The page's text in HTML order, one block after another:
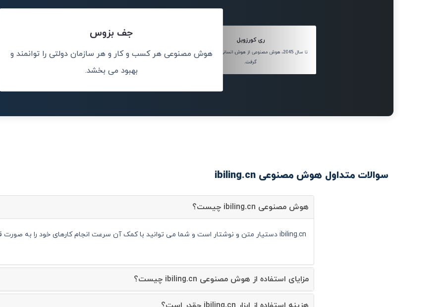
ری کورزویل
تا سال 2045، هوش مصنوعی از هوش انسانی پیشی خواهد
گرفت.
جف بزوس
هوش مصنوعی هر کسب و کار و هر سازمان دولتی را توانمند و
بهبود می بخشد.
هوش مصنوعی
کالاها و
سوالات متداول هوش مصنوعی ibiling.cn
هوش مصنوعی ibiling.cn چیست؟
ibiling.cn دستیار متن و نوشتار است و شما می توانید با کمک آن سرعت انجام کارهای خود را به صورت قابل توجهی افزایش دهید.
مزایای استفاده از هوش مصنوعی ibiling.cn چیست؟